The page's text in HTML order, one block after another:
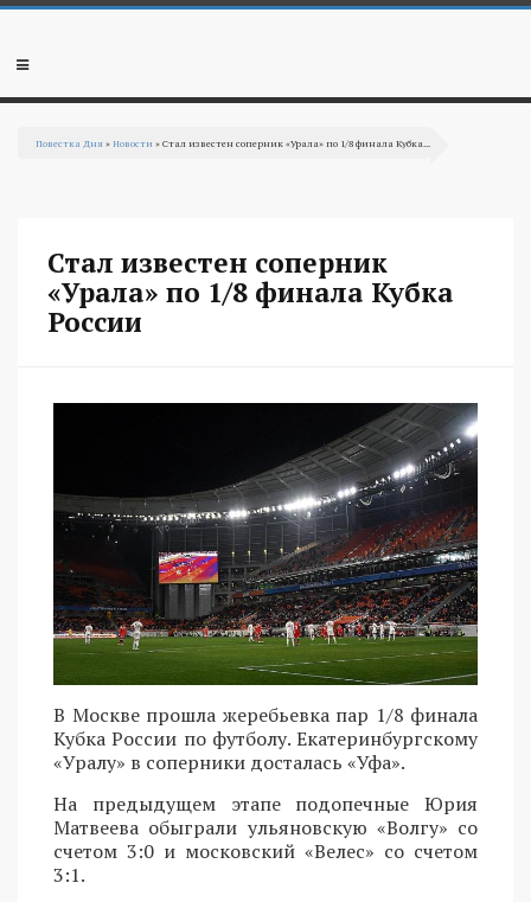
Перейти к основному содержанию
Мобильное
Повестка Дня »Новости » Стал известен соперник «Урала» по 1/8 финала Кубка...
Стал известен соперник
«Урала» по 1/8 финала Кубка
России
В Москве прошла жеребьевка пар 1/8 финала
Кубка России по футболу. Екатеринбургскому
«Уралу» в соперники досталась «Уфа».
На предыдущем этапе подопечные Юрия
Матвеева обыграли ульяновскую «Волгу» со
счетом 3:0 и московский «Велес» со счетом
3:1.